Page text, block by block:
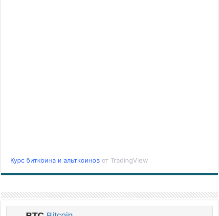
Курс биткоина и альткоинов от TradingView